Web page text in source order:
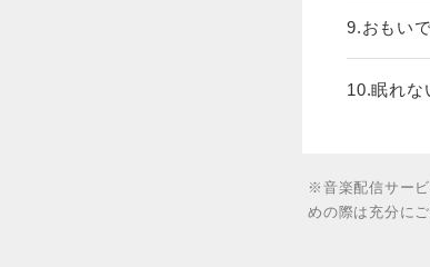
9.おもい
10.眠れな
※音楽配信サー
めの際は充分に